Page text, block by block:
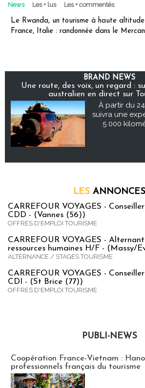
News Les + lus Les + commentés
Le Rwanda, un tourisme à haute altitude
France, Italie : randonnée dans le
BRAND NEWS
Une route, des voix, un regard :
australien en direct sur
À partir du
suivra une
5 000
LES ANNONCES
CARREFOUR VOYAGES -
CDD - (Vannes (56))
OFFRES D'EMPLOI TOURISME
CARREFOUR VOYAGES -
ressources humaines H/F - (Massy/
ALTERNANCE / STAGES TOURISME
CARREFOUR VOYAGES -
CDI - (St Brice (77))
OFFRES D'EMPLOI TOURISME
PUBLI-NEWS
Coopération France-Vietnam :
professionnels français du tourisme